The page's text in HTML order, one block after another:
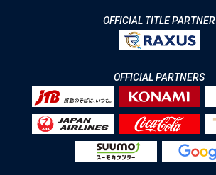
OFFICIAL TITLE PARTNER
OFFICIAL PARTNERS